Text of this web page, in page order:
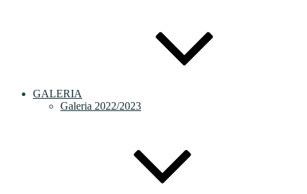
GALERIA
Galeria 2022/2023